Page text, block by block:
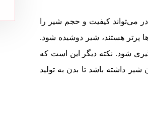
می‌تواند کیفیت و حجم شیر را
پرتر هستند، شیر دوشیده شود.
شود. نکته دیگر این است که
داشته باشد تا بدن به تولید